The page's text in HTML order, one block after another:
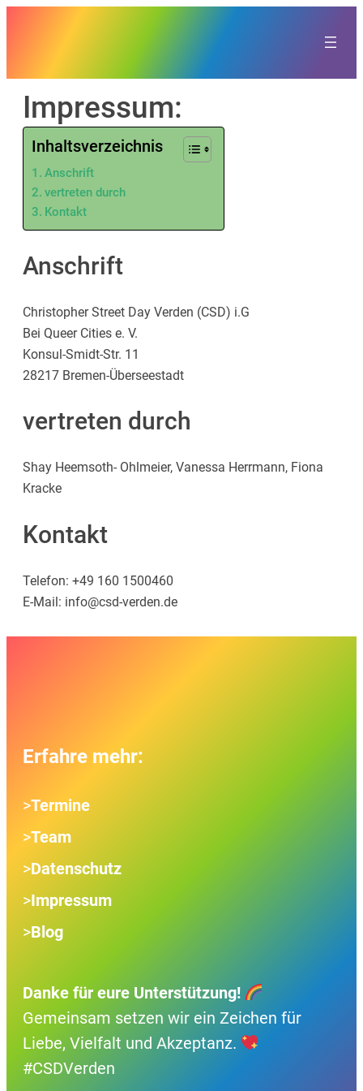
Impressum:
Inhaltsverzeichnis
Anschrift
vertreten durch
Kontakt
Anschrift
Christopher Street Day Verden (CSD) i.G
Bei Queer Cities e. V.
Konsul-Smidt-Str. 11
28217 Bremen-Überseestadt
vertreten durch
Shay Heemsoth- Ohlmeier, Vanessa Herrmann, Fiona
Kracke
Kontakt
Telefon: +49 160 1500460
E-Mail: info@csd-verden.de
Erfahre mehr:
>Termine
>Team
>Datenschutz
>Impressum
>Blog
Danke für eure Unterstützung!
Gemeinsam setzen wir ein Zeichen für
Liebe, Vielfalt und Akzeptanz.
#CSDVerden